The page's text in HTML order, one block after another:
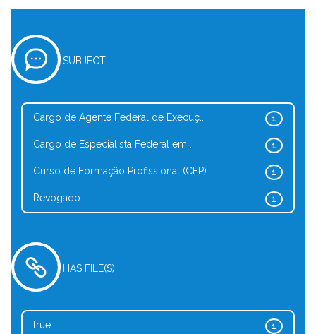
SUBJECT
1
Cargo de Agente Federal de Execuç...
1
Cargo de Especialista Federal em ...
1
Curso de Formação Profissional (CFP)
1
Revogado
HAS FILE(S)
1
true